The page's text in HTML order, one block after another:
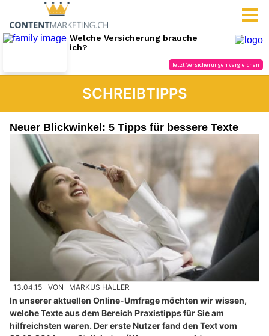
SCHREIBTIPPS
Neuer Blickwinkel: 5 Tipps für bessere Texte
13.04.15 VON MARKUS HALLER
In unserer aktuellen Online-Umfrage möchten wir wissen,
welche Texte aus dem Bereich Praxistipps für Sie am
hilfreichsten waren. Der erste Nutzer fand den Text vom